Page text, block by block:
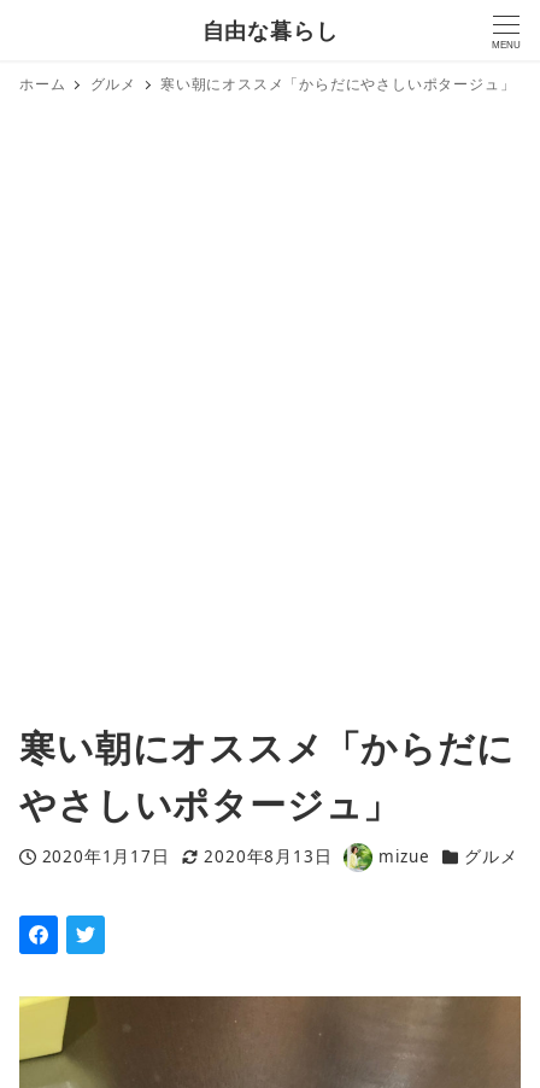
自由な暮らし
MENU
ホーム グルメ 寒い朝にオススメ「からだにやさしいポタージュ」
寒い朝にオススメ「からだに
やさしいポタージュ」
投稿日
2020年1月17日
更新日
2020年8月13日
著
mizue
カテゴリー
グルメ